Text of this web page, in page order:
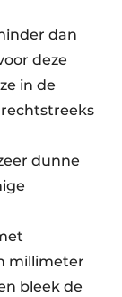
dan
deze
in de
dunne
millimeter
bleek de